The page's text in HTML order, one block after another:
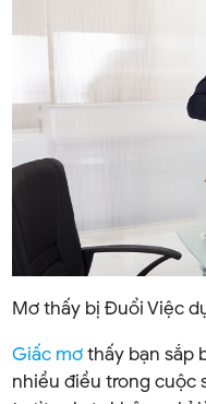
Mơ thấy bị Đuổi Việc
Giấc mơthấy bạn sắp
nhiều điều trong cuộc